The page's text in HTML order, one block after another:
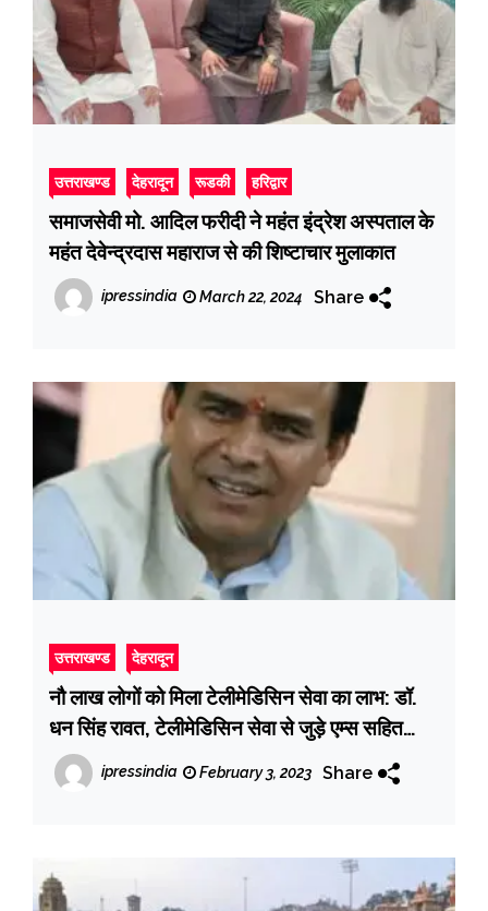
उत्तराखण्ड देहरादून रूडकी हरिद्वार
समाजसेवी मो. आदिल फरीदी ने महंत इंद्रेश अस्पताल के
महंत देवेन्द्रदास महाराज से की शिष्टाचार मुलाकात
ipressindia March 22, 2024 Share
उत्तराखण्ड देहरादून
नौ लाख लोगों को मिला टेलीमेडिसिन सेवा का लाभ: डॉ.
धन सिंह रावत, टेलीमेडिसिन सेवा से जुड़े एम्स सहित
राज्य के मेडिकल कॉलेज
ipressindia February 3, 2023 Share